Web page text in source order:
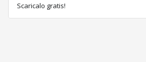
Scaricalo gratis!